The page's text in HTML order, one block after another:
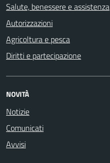
Salute, benessere e assistenza
Autorizzazioni
Agricoltura e pesca
Diritti e partecipazione
NOVITÀ
Notizie
Comunicati
Avvisi